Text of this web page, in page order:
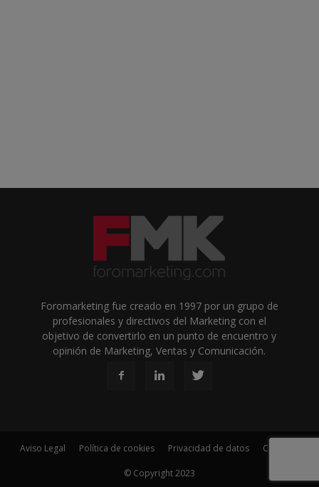
Foromarketing fue creado en 1997 por un grupo de
profesionales y directivos del Marketing con el
objetivo de convertirlo en un punto de encuentro y
opinión de Marketing, Ventas y Comunicación.
Aviso Legal Política de cookies Privacidad de datos Contacto
© Copyright 2023